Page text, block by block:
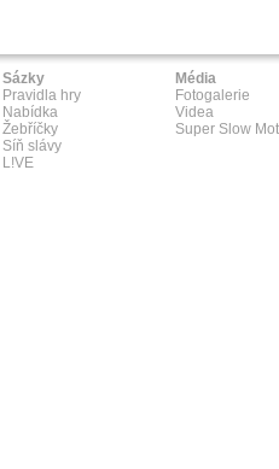
Sázky
Pravidla hry
Nabídka
Žebříčky
Síň slávy
L!VE
Média
Fotogalerie
Videa
Super Slow